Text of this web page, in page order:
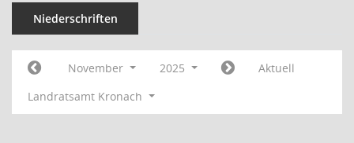
Niederschriften
November 2025
Aktuell
Landratsamt Kronach